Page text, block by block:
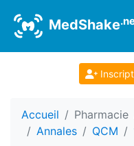
MedShake
Accueil Pharmacie
Annales
QCM